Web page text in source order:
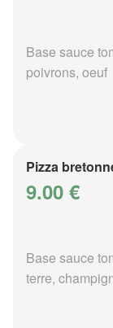
Base sauce
poivrons, oeuf
Pizza
9.00 €
Base sauce
terre,